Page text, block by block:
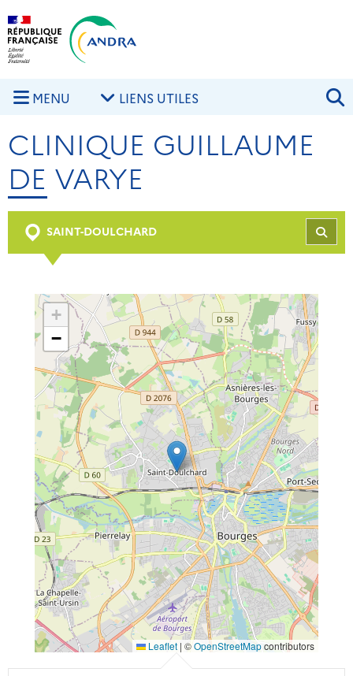
Aller au contenu principal
MENU LIENS UTILES
CLINIQUE GUILLAUME
DE VARYE
SAINT-DOULCHARD
+
−
Leaflet | ©OpenStreetMapcontributors